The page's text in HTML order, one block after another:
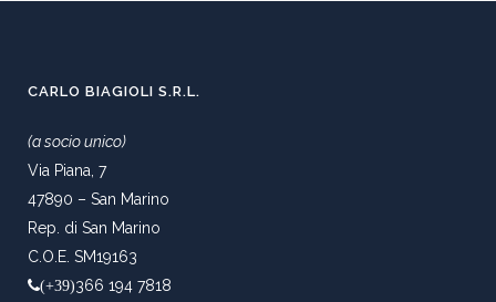
CARLO BIAGIOLI S.R.L.
(a socio unico)
Via Piana, 7
47890 – San Marino
Rep. di San Marino
C.O.E. SM19163
(+39)366 194 7818